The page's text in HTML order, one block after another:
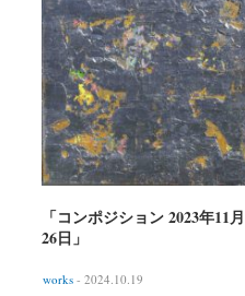
「コンポジション 2023年11月
26日」
works - 2024.10.19